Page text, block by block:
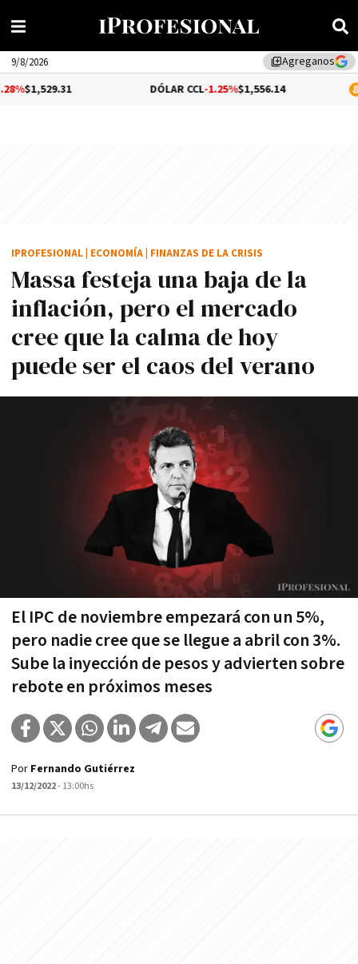
library_addAgreganos
9/8/2026
-1.25%$1,556.14
Massa festeja una baja de la
inflación, pero el mercado
cree que la calma de hoy
puede ser el caos del verano
El IPC de noviembre empezará con un 5%,
pero nadie cree que se llegue a abril con 3%.
Sube la inyección de pesos y advierten sobre
rebote en próximos meses
IPROFESIONAL ECONOMÍA FINANZAS DE LA CRISIS
Por Fernando Gutiérrez
13/12/2022- 13:00hs